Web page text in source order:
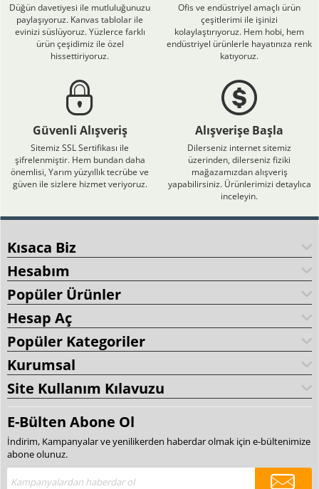
Düğün davetiyesi ile mutluluğunuzu
paylaşıyoruz. Kanvas tablolar ile
evinizi süslüyoruz. Yüzlerce farklı
ürün çeşidimiz ile özel
hissettiriyoruz.
Ofis ve endüstriyel amaçlı ürün
çeşitlerimi ile işinizi
kolaylaştırıyoruz. Hem hobi, hem
endüstriyel ürünlerle hayatınıza renk
katıyoruz.
Güvenli Alışveriş
Sitemiz SSL Sertifikası ile
şifrelenmiştir. Hem bundan daha
önemlisi, Yarım yüzyıllık tecrübe ve
güven ile sizlere hizmet veriyoruz.
Alışverişe Başla
Dilerseniz internet sitemiz
üzerinden, dilerseniz fiziki
mağazamızdan alışveriş
yapabilirsiniz. Ürünlerimizi detaylıca
inceleyin.
Kısaca Biz
Hesabım
Popüler Ürünler
Hesap Aç
Popüler Kategoriler
Kurumsal
Site Kullanım Kılavuzu
E-Bülten Abone Ol
İndirim, Kampanyalar ve yenilikerden haberdar olmak için e-bültenimize
abone olunuz.